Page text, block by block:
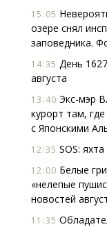
15:05
озере снял
заповедника.
14:35 День
августа
13:40 Экс-мэр
курорт там,
с Японскими
12:35 SOS:
12:00 Белые
«нелепые
новостей
11:35